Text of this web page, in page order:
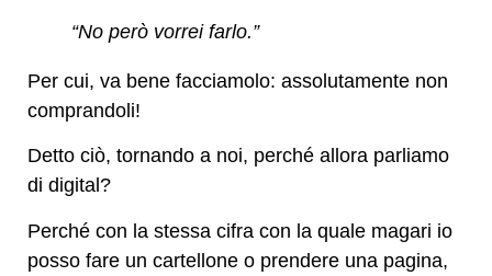
“No però vorrei farlo.”
Per cui, va bene facciamolo: assolutamente non
comprandoli!
Detto ciò, tornando a noi, perché allora parliamo
di digital?
Perché con la stessa cifra con la quale magari io
posso fare un cartellone o prendere una pagina,